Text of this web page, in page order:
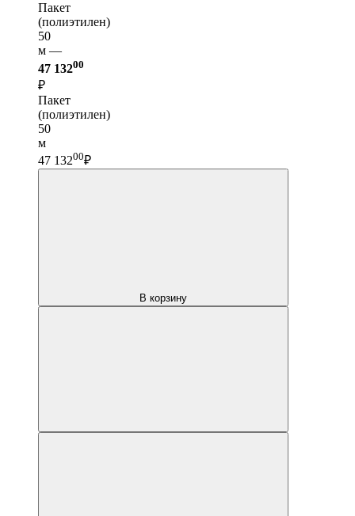
Пакет
(полиэтилен)
50
м —
47 13200
₽
Пакет
(полиэтилен)
50
м
47 13200₽
В корзину